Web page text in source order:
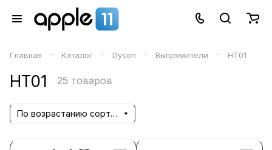
Главная – Каталог – Dyson – Выпрямители – HT01
HT01 25 товаров
По возрастанию сортировки